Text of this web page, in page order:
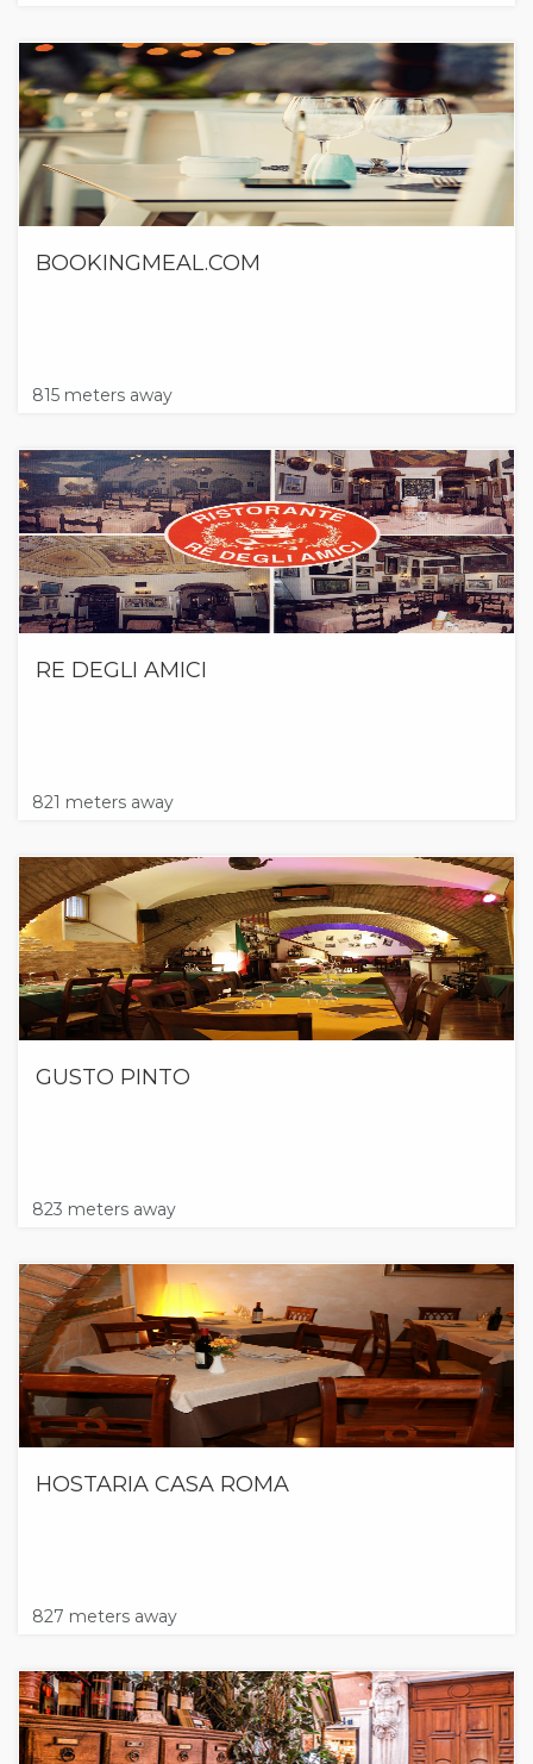
BOOKINGMEAL.COM
815 meters away
RE DEGLI AMICI
821 meters away
GUSTO PINTO
823 meters away
HOSTARIA CASA ROMA
827 meters away